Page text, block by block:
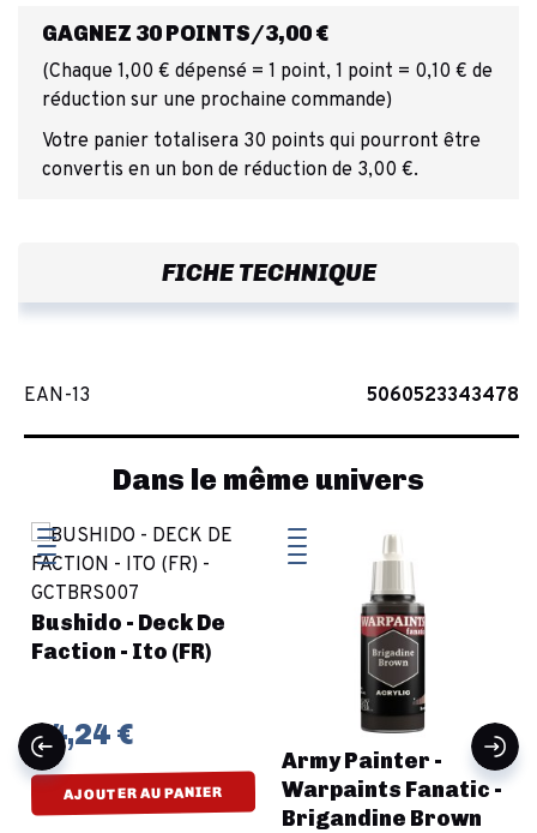
GAGNEZ 30 POINTS/3,00 €
(Chaque 1,00 € dépensé = 1 point, 1 point = 0,10 € de
réduction sur une prochaine commande)
Votre panier totalisera 30 points qui pourront être
convertis en un bon de réduction de 3,00 €.
FICHE TECHNIQUE
EAN-13 5060523343478
Dans le même univers
Bushido - Deck De
Faction - Ito (FR)
14,24 €
AJOUTER AU PANIER
Army Painter -
Warpaints Fanatic -
Brigandine Brown